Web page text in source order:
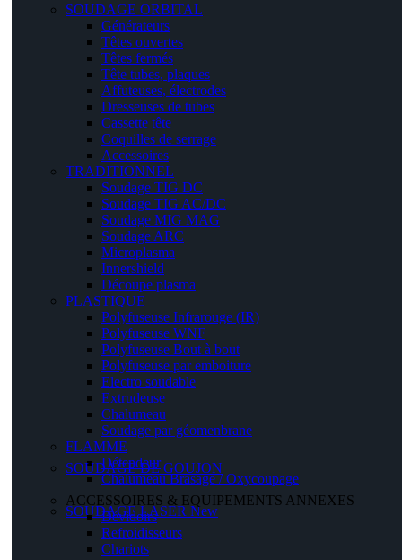
SOUDAGE ORBITAL
Générateurs
Têtes ouvertes
Têtes fermés
Tête tubes, plaques
Affuteuses, électrodes
Dresseuses de tubes
Cassette tête
Coquilles de serrage
Accessoires
TRADITIONNEL
Soudage TIG DC
Soudage TIG AC/DC
Soudage MIG MAG
Soudage ARC
Microplasma
Innershield
Découpe plasma
PLASTIQUE
Polyfuseuse Infrarouge (IR)
Polyfuseuse WNF
Polyfuseuse Bout à bout
Polyfuseuse par emboiture
Electro soudable
Extrudeuse
Chalumeau
Soudage par géomenbrane
FLAMME
Détendeur
Chalumeau Brasage / Oxycoupage
SOUDAGE DE GOUJON
SOUDAGE LASER New
ACCESSOIRES & EQUIPEMENTS ANNEXES
Dévidoirs
Refroidisseurs
Chariots